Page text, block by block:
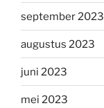
september 2023
augustus 2023
juni 2023
mei 2023